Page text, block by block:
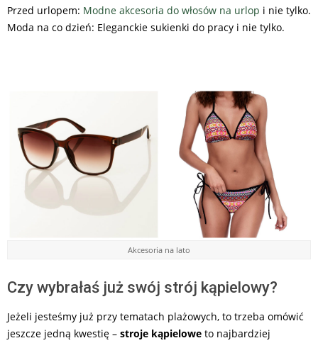
Przed urlopem: Modne akcesoria do włosów na urlop i nie tylko.
Moda na co dzień: Eleganckie sukienki do pracy i nie tylko.
Akcesoria na lato
Czy wybrałaś już swój strój kąpielowy?
Jeżeli jesteśmy już przy tematach plażowych, to trzeba omówić
jeszcze jedną kwestię – stroje kąpielowe to najbardziej